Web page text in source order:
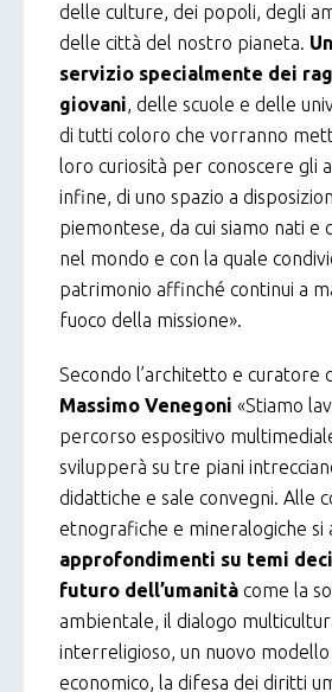
delle culture, dei popoli, degli
delle città del nostro pianeta.
servizio specialmente dei
giovani, delle scuole e delle
di tutti coloro che vorranno
loro curiosità per conoscere gli
infine, di uno spazio a
piemontese, da cui siamo nati e
nel mondo e con la quale
patrimonio affinché continui a
fuoco della missione».
Secondo l’architetto e curatore
Massimo Venegoni «Stiamo
percorso espositivo
svilupperà su tre piani
didattiche e sale convegni. Alle
etnografiche e mineralogiche si
approfondimenti su temi
futuro dell’umanità come la
ambientale, il dialogo
interreligioso, un nuovo
economico, la difesa dei diritti